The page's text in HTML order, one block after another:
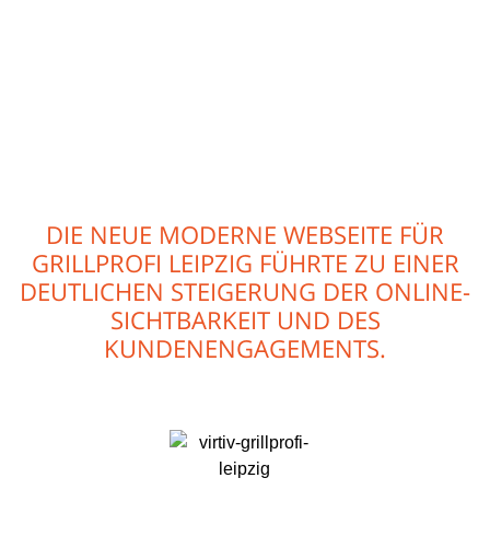
DIE NEUE MODERNE WEBSEITE FÜR
GRILLPROFI LEIPZIG FÜHRTE ZU EINER
DEUTLICHEN STEIGERUNG DER ONLINE-
SICHTBARKEIT UND DES
KUNDENENGAGEMENTS.